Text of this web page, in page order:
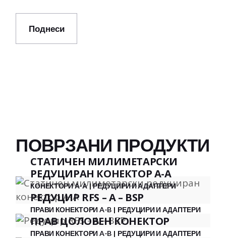
Поднеси
ПОВРЗАНИ ПРОДУКТИ
СТАТИЧЕН МИЛИМЕТАРСКИ
РЕДУЦИРАН КОНЕКТОР А-А
КОНЕКТОРИ А-А РЕДУЦИРИ И АДАПТЕРИ
РЕДУЦИР RFS – A – BSP
ПРАВИ КОНЕКТОРИ A-B РЕДУЦИРИ И АДАПТЕРИ
ПРАВ ЦОЛОВЕН КОНЕКТОР
ПРАВИ КОНЕКТОРИ A-B РЕДУЦИРИ И АДАПТЕРИ